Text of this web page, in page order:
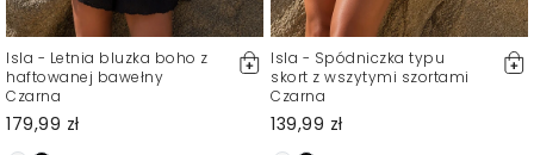
Isla - Letnia bluzka boho z
haftowanej bawełny
Czarna
179,99 zł
Isla - Spódniczka typu
skort z wszytymi szortami
Czarna
139,99 zł